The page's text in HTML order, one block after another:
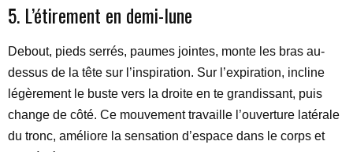
5. L’étirement en demi-lune
Debout, pieds serrés, paumes jointes, monte les bras au-
dessus de la tête sur l’inspiration. Sur l’expiration, incline
légèrement le buste vers la droite en te grandissant, puis
change de côté. Ce mouvement travaille l’ouverture latérale
du tronc, améliore la sensation d’espace dans le corps et